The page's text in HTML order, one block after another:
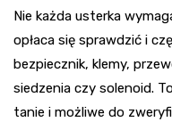
Nie każda usterka
opłaca się sprawdzić i
bezpiecznik, klemy,
siedzenia czy solenoid.
tanie i możliwe do